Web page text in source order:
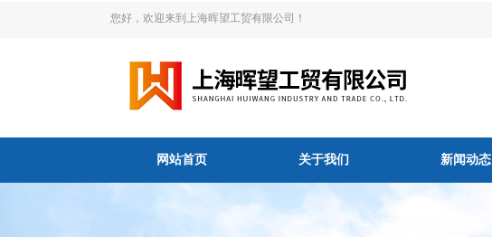
您好，欢迎来到上海晖望工贸有限公司！
网站首页 关于我们 新闻动态